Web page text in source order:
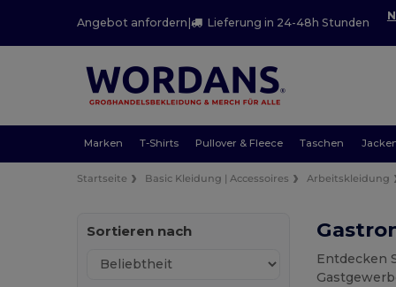
Angebot anfordern | Lieferung in 24-48h Stunden
Marken T-Shirts Pullover & Fleece Taschen
Startseite Basic Kleidung | Accessoires Arbeitskleidung
Sortieren nach
Entdecken